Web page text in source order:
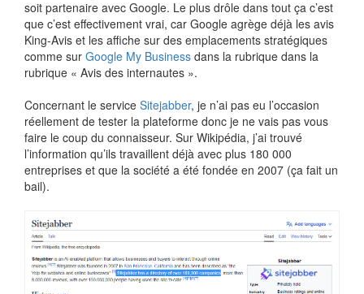
soit partenaire avec Google. Le plus drôle dans tout ça c’est
que c’est effectivement vrai, car Google agrège déjà les avis
King-Avis et les affiche sur des emplacements stratégiques
comme sur Google My Business dans la rubrique dans la
rubrique « Avis des internautes ».
Concernant le service Sitejabber, je n’ai pas eu l’occasion
réellement de tester la plateforme donc je ne vais pas vous
faire le coup du connaisseur. Sur Wikipédia, j’ai trouvé
l’information qu’ils travaillent déjà avec plus 180 000
entreprises et que la société a été fondée en 2007 (ça fait un
bail).